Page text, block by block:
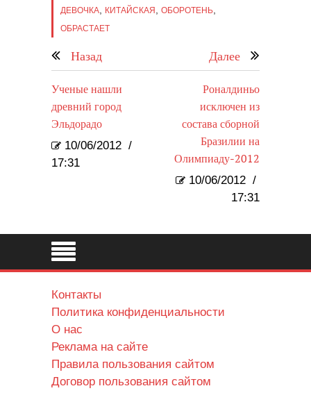
ДЕВОЧКА КИТАЙСКАЯ ОБОРОТЕНЬ
ОБРАСТАЕТ
Назад Далее
Ученые нашли
древний город
Эльдорадо
10/06/2012 /
17:31
Роналдиньо
исключен из
состава сборной
Бразилии на
Олимпиаду-2012
10/06/2012 /
17:31
Контакты
Политика конфиденциальности
О нас
Реклама на сайте
Правила пользования сайтом
Договор пользования сайтом